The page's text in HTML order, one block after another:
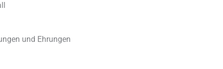
und Ehrungen